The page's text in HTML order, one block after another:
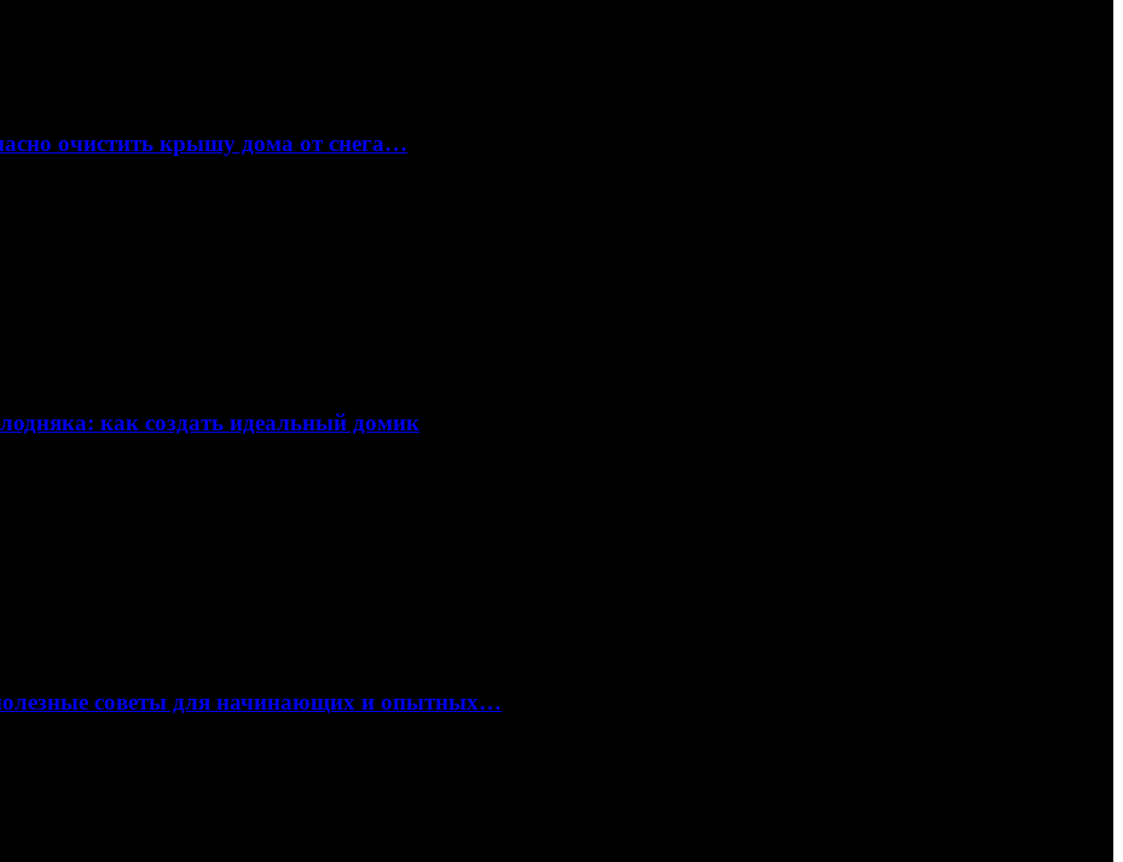
очистить крышу дома от снега…
как создать идеальный домик
советы для начинающих и опытных…